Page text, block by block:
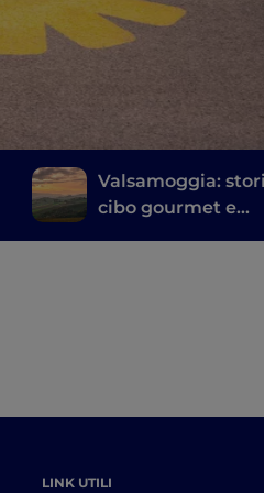
Valsamoggia:
cibo gourmet e
LINK UTILI